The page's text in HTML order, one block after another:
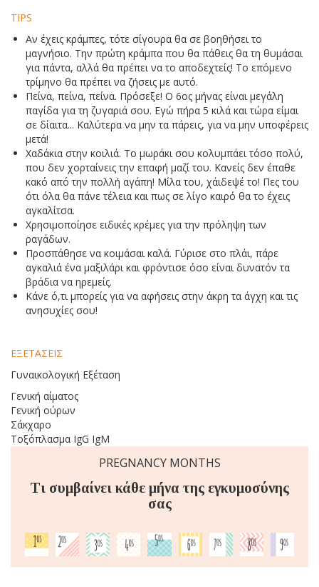
TIPS
Αν έχεις κράμπες, τότε σίγουρα θα σε βοηθήσει το
μαγνήσιο. Την πρώτη κράμπα που θα πάθεις θα τη θυμάσαι
για πάντα, αλλά θα πρέπει να το αποδεχτείς! Το επόμενο
τρίμηνο θα πρέπει να ζήσεις με αυτό.
Πείνα, πείνα, πείνα. Πρόσεξε! Ο 6ος μήνας είναι μεγάλη
παγίδα για τη ζυγαριά σου. Εγώ πήρα 5 κιλά και τώρα είμαι
σε δίαιτα... Καλύτερα να μην τα πάρεις, για να μην υποφέρεις
μετά!
Χαδάκια στην κοιλιά. Το μωράκι σου κολυμπάει τόσο πολύ,
που δεν χορταίνεις την επαφή μαζί του. Κανείς δεν έπαθε
κακό από την πολλή αγάπη! Μίλα του, χάιδεψέ το! Πες του
ότι όλα θα πάνε τέλεια και πως σε λίγο καιρό θα το έχεις
αγκαλίτσα.
Χρησιμοποίησε ειδικές κρέμες για την πρόληψη των
ραγάδων.
Προσπάθησε να κοιμάσαι καλά. Γύρισε στο πλάι, πάρε
αγκαλιά ένα μαξιλάρι και φρόντισε όσο είναι δυνατόν τα
βράδια να ηρεμείς.
Κάνε ό,τι μπορείς για να αφήσεις στην άκρη τα άγχη και τις
ανησυχίες σου!
ΕΞΕΤΑΣΕΙΣ
Γυναικολογική Εξέταση
Γενική αίματος
Γενική ούρων
Σάκχαρο
Τοξόπλασμα IgG IgM
PREGNANCY MONTHS
Τι συμβαίνει κάθε μήνα της εγκυμοσύνης
σας